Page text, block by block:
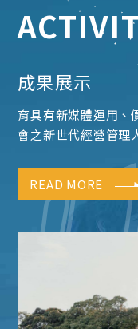
成果展示
育具有新媒體運用、
會之新世代經營管理
READ MORE